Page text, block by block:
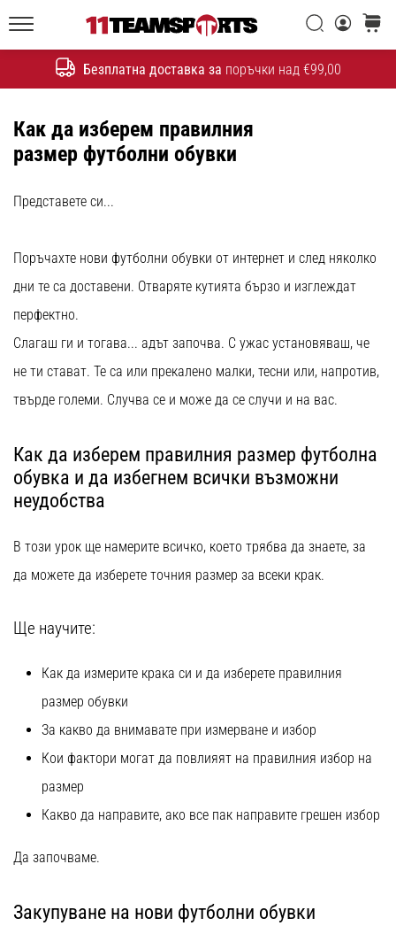
Безплатна доставка за поръчки над €99,00
Търси
Търсене
една
икона
скоростта
1. 7. 2025
•
1 мин. четене
Play
for
Victories
Подготви
за
женското
с
и
обувки
от
adidas
PUMA.
от
мач,
9. 6. 2025
Phantom
Открий
новите
Как да изберем правилния
размер футболни обувки
Представете си...
Поръчахте нови футболни обувки от интернет и след няколко
дни те са доставени. Отваряте кутията бързо и изглеждат
перфектно.
Слагаш ги и тогава... адът започва. С ужас установяваш, че
не ти стават. Те са или прекалено малки, тесни или, напротив,
твърде големи. Случва се и може да се случи и на вас.
Как да изберем правилния размер футболна
обувка и да избегнем всички възможни
неудобства
В този урок ще намерите всичко, което трябва да знаете, за
да можете да изберете точния размер за всеки крак.
Ще научите:
Как да измерите крака си и да изберете правилния
размер обувки
За какво да внимавате при измерване и избор
Кои фактори могат да повлияят на правилния избор на
размер
Какво да направите, ако все пак направите грешен избор
Да започваме.
Закупуване на нови футболни обувки